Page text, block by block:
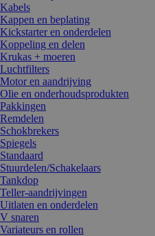
Kabels
Kappen en beplating
Kickstarter en onderdelen
Koppeling en delen
Krukas + moeren
Luchtfilters
Motor en aandrijving
Olie en onderhoudsprodukten
Pakkingen
Remdelen
Schokbrekers
Spiegels
Standaard
Stuurdelen/Schakelaars
Tankdop
Teller-aandrijvingen
Uitlaten en onderdelen
V snaren
Variateurs en rollen